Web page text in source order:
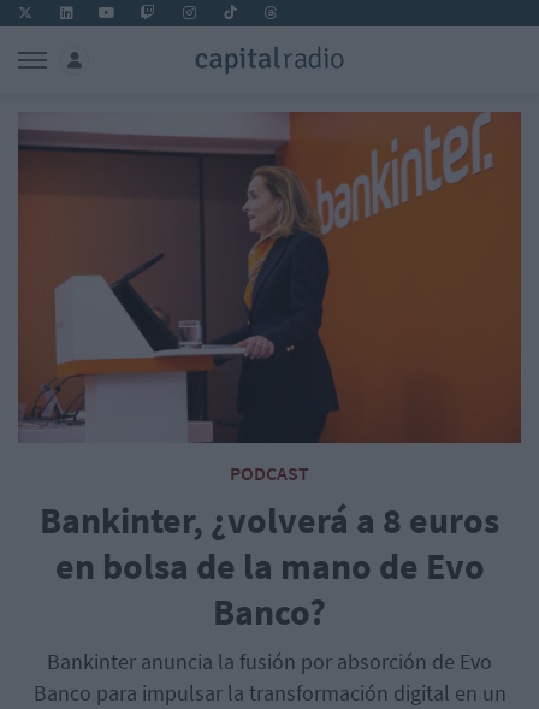
PODCAST
Bankinter, ¿volverá a 8 euros
en bolsa de la mano de Evo
Banco?
Bankinter anuncia la fusión por absorción de Evo
Banco para impulsar la transformación digital en un